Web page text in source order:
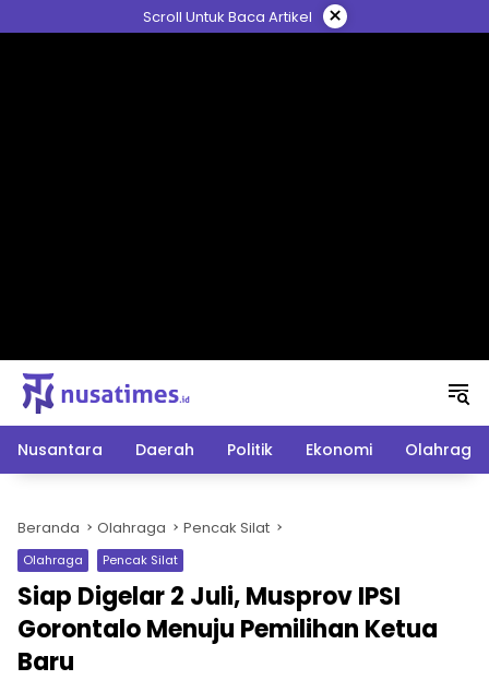
ke
Scroll Untuk Baca Artikel ×
Nusantara Daerah Politik Ekonomi Olahraga
Beranda Olahraga Pencak Silat
Olahraga Pencak Silat
Siap Digelar 2 Juli, Musprov IPSI
Gorontalo Menuju Pemilihan Ketua
Baru